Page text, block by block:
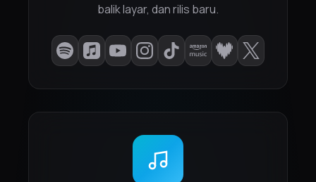
balik layar, dan rilis baru.